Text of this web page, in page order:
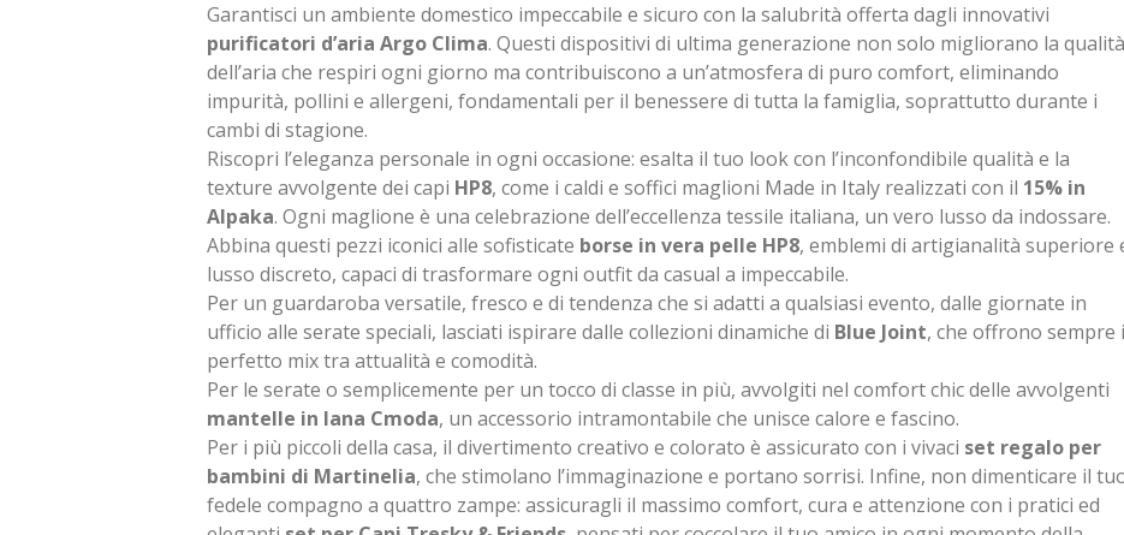
Garantisci un ambiente domestico impeccabile e sicuro con la salubrità offerta dagli innovativi
purificatori d’aria Argo Clima. Questi dispositivi di ultima generazione non solo migliorano la qualità
dell’aria che respiri ogni giorno ma contribuiscono a un’atmosfera di puro comfort, eliminando
impurità, pollini e allergeni, fondamentali per il benessere di tutta la famiglia, soprattutto durante i
cambi di stagione.
Riscopri l’eleganza personale in ogni occasione: esalta il tuo look con l’inconfondibile qualità e la
texture avvolgente dei capi HP8, come i caldi e soffici maglioni Made in Italy realizzati con il 15% in
Alpaka. Ogni maglione è una celebrazione dell’eccellenza tessile italiana, un vero lusso da indossare.
Abbina questi pezzi iconici alle sofisticate borse in vera pelle HP8, emblemi di artigianalità superiore
lusso discreto, capaci di trasformare ogni outfit da casual a impeccabile.
Per un guardaroba versatile, fresco e di tendenza che si adatti a qualsiasi evento, dalle giornate in
ufficio alle serate speciali, lasciati ispirare dalle collezioni dinamiche di Blue Joint, che offrono sempre
perfetto mix tra attualità e comodità.
Per le serate o semplicemente per un tocco di classe in più, avvolgiti nel comfort chic delle avvolgenti
mantelle in lana Cmoda, un accessorio intramontabile che unisce calore e fascino.
Per i più piccoli della casa, il divertimento creativo e colorato è assicurato con i vivaci set regalo per
bambini di Martinelia, che stimolano l’immaginazione e portano sorrisi. Infine, non dimenticare il
fedele compagno a quattro zampe: assicuragli il massimo comfort, cura e attenzione con i pratici ed